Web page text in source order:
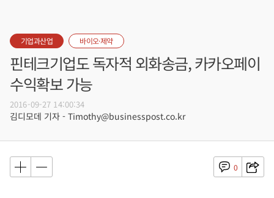
기업과산업 바이오·제약
핀테크기업도 독자적 외화송금, 카카오페이
수익확보 가능
2016-09-27 14:00:34
김디모데 기자 - Timothy@businesspost.co.kr
0